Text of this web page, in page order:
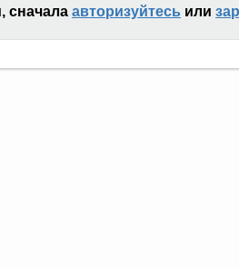
сначала авторизуйтесь или